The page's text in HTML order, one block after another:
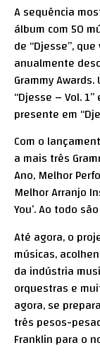
A sequência
álbum com 50
de “Djesse”,
anualmente
Grammy
“Djesse – Vol.
presente em
Com o
a mais três
Ano, Melhor
Melhor Arranjo
You’. Ao todo
Até agora, o
músicas,
da indústria
orquestras e
agora, se
três pesos-
Franklin para o